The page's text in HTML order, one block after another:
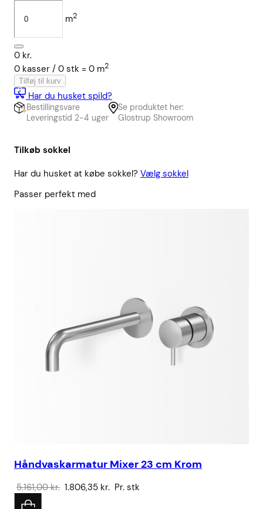
m2
0 kr.
0 kasser / 0 stk = 0 m2
Tilføj til kurv
Har du husket spild?
Bestillingsvare
Leveringstid 2-4 uger
Se produktet her:
Glostrup Showroom
Tilkøb sokkel
Har du husket at købe sokkel? Vælg sokkel
Passer perfekt med
Håndvaskarmatur Mixer 23 cm Krom
5.161,00kr. Den
1.806,35 kr. Den
Pr. stk